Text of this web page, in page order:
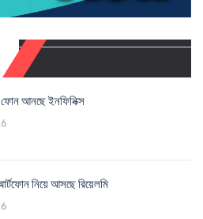
ফোন আনছে ইনফিনিক্স
নিয়ে আসছে রিয়েলমি